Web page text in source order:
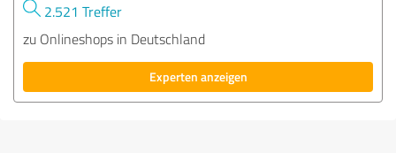
2.521 Treffer
zu Onlineshops in Deutschland
Experten anzeigen